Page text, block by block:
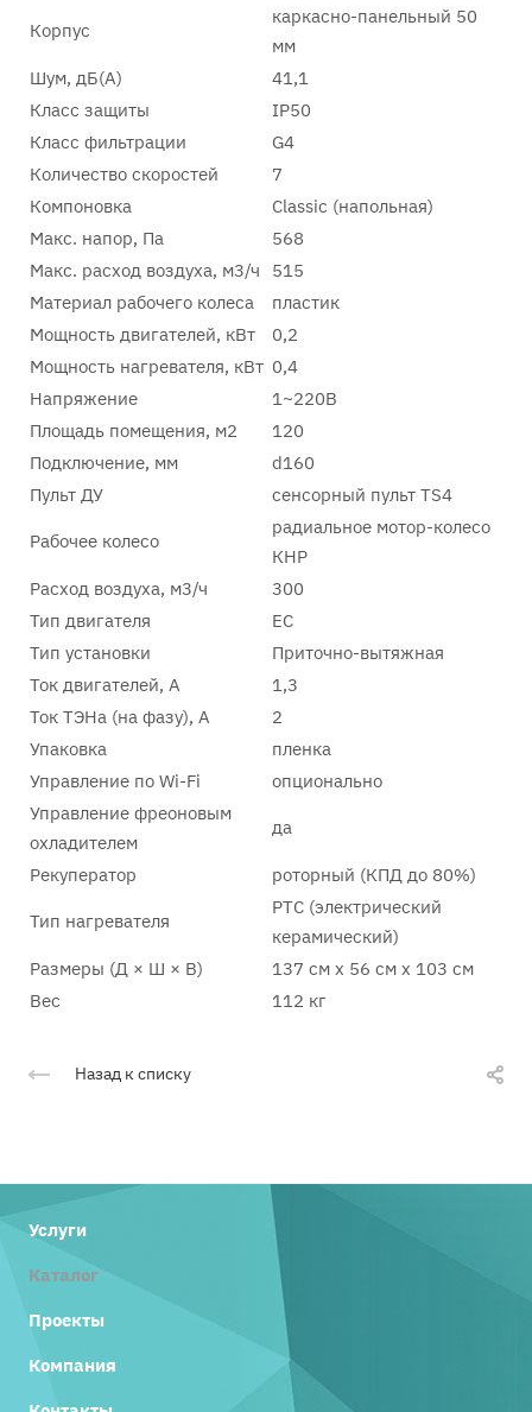
Корпус
каркасно-панельный 50
мм
Шум, дБ(А)
41,1
Класс защиты
IP50
Класс фильтрации
G4
Количество скоростей
7
Компоновка
Classic (напольная)
Макс. напор, Па
568
Макс. расход воздуха, м3/ч
515
Материал рабочего колеса
пластик
Мощность двигателей, кВт
0,2
Мощность нагревателя, кВт 0,4
Напряжение
1~220В
Площадь помещения, м2
120
Подключение, мм
d160
Пульт ДУ
сенсорный пульт TS4
Рабочее колесо
радиальное мотор-колесо
КНР
Расход воздуха, м3/ч
300
Тип двигателя
EC
Тип установки
Приточно-вытяжная
Ток двигателей, А
1,3
Ток ТЭНа (на фазу), А
2
Упаковка
пленка
Управление по Wi-Fi
опционально
Управление фреоновым
охладителем
да
Рекуператор роторный (КПД до 80%)
Тип нагревателя
PTC (электрический
керамический)
Размеры (Д × Ш × В)
137 см x 56 см x 103 см
Вес
112 кг
Назад к списку
Услуги
Каталог
Проекты
Компания